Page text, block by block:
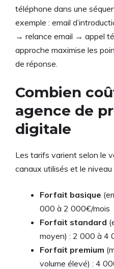
téléphone dans une
exemple : email
→ relance email → appel
approche maximise les
de réponse.
Combien
agence de
digitale
Les tarifs varient selon le
canaux utilisés et le
Forfait basique
000 à 2 000€/mois
Forfait standard
moyen) : 2 000 à 4
Forfait premium
volume élevé) : 4